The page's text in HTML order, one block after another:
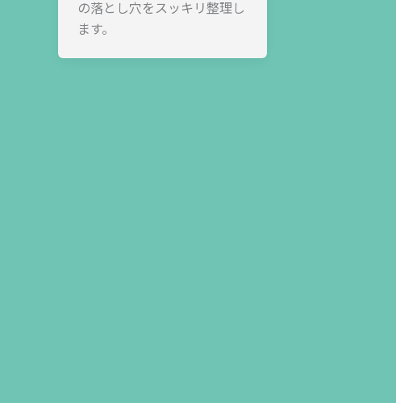
の落とし穴をスッキリ整理し
ます。